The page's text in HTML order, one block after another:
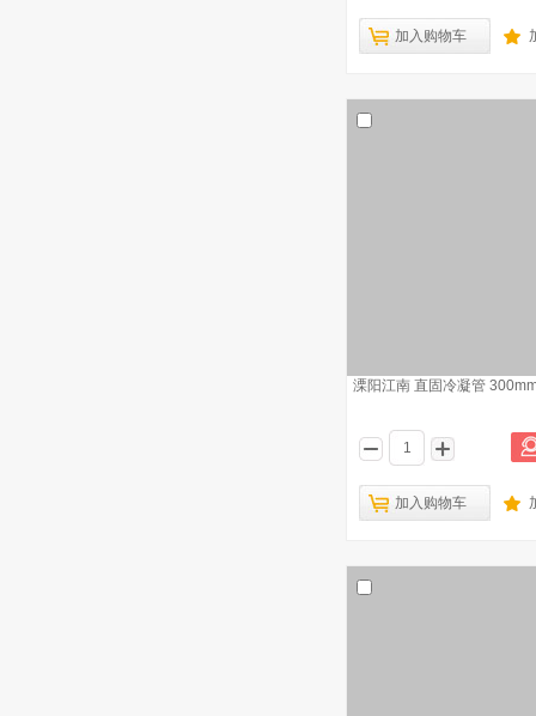
加入购物车
溧阳江南 直固冷凝管
加入购物车